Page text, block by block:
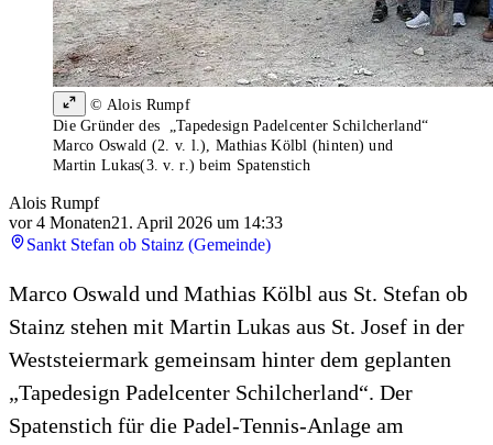
© Alois Rumpf
Die Gründer des „Tapedesign Padelcenter Schilcherland“
Marco Oswald (2. v. l.), Mathias Kölbl (hinten) und
Martin Lukas(3. v. r.) beim Spatenstich
Alois Rumpf
vor 4 Monaten21. April 2026 um 14:33
Sankt Stefan ob Stainz (Gemeinde)
Marco Oswald und Mathias Kölbl aus St. Stefan ob
Stainz stehen mit Martin Lukas aus St. Josef in der
Weststeiermark gemeinsam hinter dem geplanten
„Tapedesign Padelcenter Schilcherland“. Der
Spatenstich für die Padel-Tennis-Anlage am